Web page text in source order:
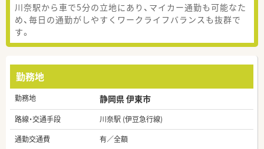
川奈駅から車で5分の立地にあり、マイカー通勤も可能なた
め、毎日の通勤がしやすくワークライフバランスも抜群で
す。
勤務地
勤務地 静岡県 伊東市
路線・交通手段
川奈駅 (伊豆急行線)
通勤交通費
有／全額